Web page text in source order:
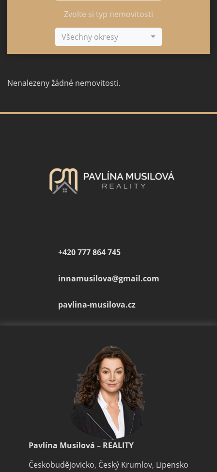
Zvolte si typ nemovitosti
Všechny okresy
Nenalezeny žádné nemovitosti.
+420 777 864 745
innamusilova@gmail.com
pavlina-musilova.cz
Pavlína Musilová – REALITY
Českobudějovicko, Český Krumlov, Lipensko